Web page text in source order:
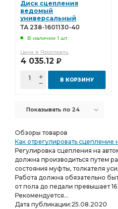
Диск сцепления
ведомый
универсальный
(Тюменский МашЗавод)
ТА 238-1601130-40
В наличии 1 шт.
Цена в Ярославль
4 035.12 Р
В КОРЗИНУ
Показывать по 24
Обзоры товаров
Как отрегулировать сцепление
Регулировка сцепления на
должна производиться путем
состояния муфты, толкателя
Работа должна обязательно
от пола до педали превышает
Рекомендуется...
Дата публикации:25.08.2020